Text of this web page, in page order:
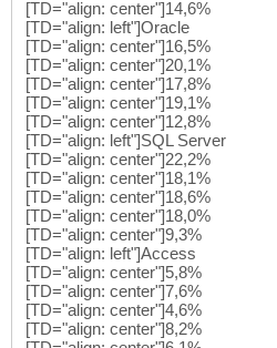
[TD="align: center"]14,6%
[TD="align: left"]Oracle
[TD="align: center"]16,5%
[TD="align: center"]20,1%
[TD="align: center"]17,8%
[TD="align: center"]19,1%
[TD="align: center"]12,8%
[TD="align: left"]SQL Server
[TD="align: center"]22,2%
[TD="align: center"]18,1%
[TD="align: center"]18,6%
[TD="align: center"]18,0%
[TD="align: center"]9,3%
[TD="align: left"]Access
[TD="align: center"]5,8%
[TD="align: center"]7,6%
[TD="align: center"]4,6%
[TD="align: center"]8,2%